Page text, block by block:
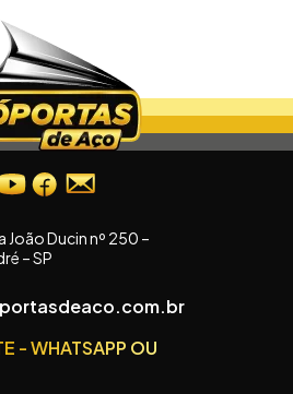
João Ducin nº 250 –
– SP
- WHATSAPP OU